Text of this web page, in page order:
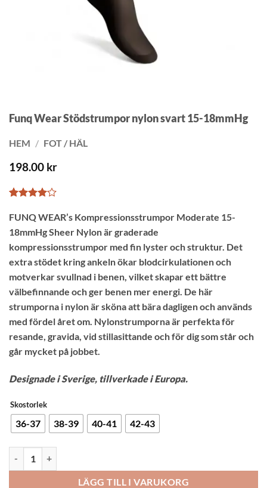
Funq Wear Stödstrumpor nylon svart 15-18mmHg
HEM / FOT / HÄL
198.00 kr
4av 5
på
kundrecension
FUNQ WEAR’s Kompressionsstrumpor Moderate 15-
18mmHg Sheer Nylon är graderade
kompressionsstrumpor med fin lyster och struktur. Det
extra stödet kring ankeln ökar blodcirkulationen och
motverkar svullnad i benen, vilket skapar ett bättre
välbefinnande och ger benen mer energi. De här
strumporna i nylon är sköna att bära dagligen och används
med fördel året om. Nylonstrumporna är perfekta för
resande, gravida, vid stillasittande och för dig som står och
går mycket på jobbet.
Designade i Sverige, tillverkade i Europa.
Skostorlek
36-37 38-39 40-41 42-43
LÄGG TILL I VARUKORG